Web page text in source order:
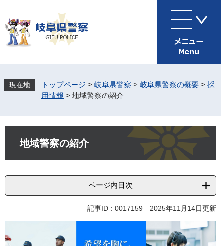
ジ
先
す
ュ
を
し
トップページ > 岐阜県警察 > 岐阜県警察の概要> 採
用情報 > 地域警察の紹介
地域警察の紹介
ページ内目次
記事ID：0017159 2025年11月14日更新